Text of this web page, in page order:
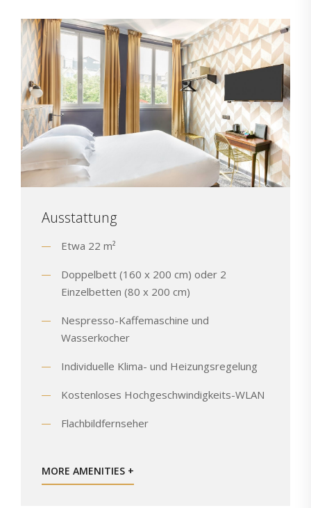
Ausstattung
Etwa 22 m²
Doppelbett (160 x 200 cm) oder 2
Einzelbetten (80 x 200 cm)
Nespresso-Kaffemaschine und
Wasserkocher
Individuelle Klima- und Heizungsregelung
Kostenloses Hochgeschwindigkeits-WLAN
Flachbildfernseher
MORE AMENITIES